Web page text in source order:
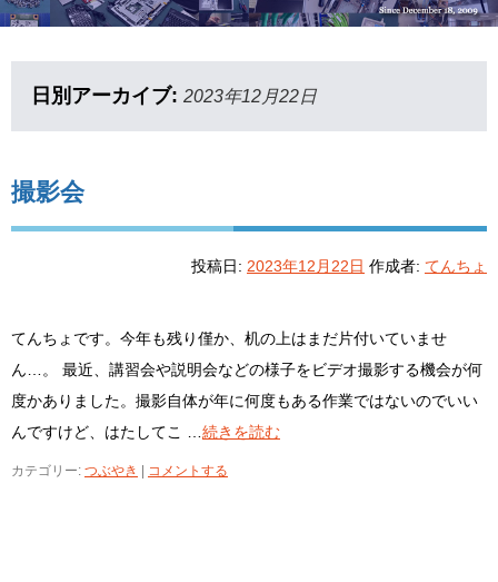
日別アーカイブ: 2023年12月22日
撮影会
投稿日: 2023年12月22日 作成者: てんちょ
てんちょです。今年も残り僅か、机の上はまだ片付いていませ
ん…。 最近、講習会や説明会などの様子をビデオ撮影する機会が何
度かありました。撮影自体が年に何度もある作業ではないのでいい
んですけど、はたしてこ … 続きを読む
カテゴリー: つぶやき コメントする